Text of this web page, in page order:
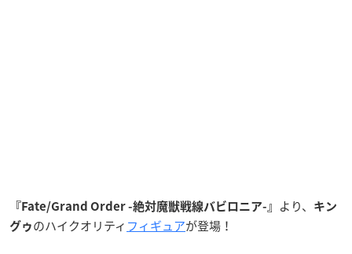
『Fate/Grand Order -絶対魔獣戦線バビロニア-』 より、
キン
グゥ のハイクオリティ フィギュアが登場！